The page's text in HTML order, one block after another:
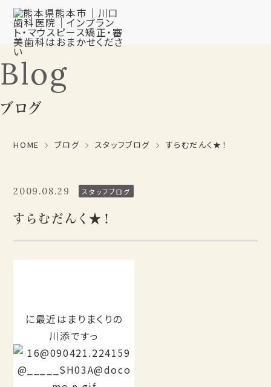
Blog
ブログ
HOME ブログ スタッフブログ すらむだんく★！
2009.08.29 スタッフブログ
すらむだんく★！
に最近はまりまくりの
川添ですっ